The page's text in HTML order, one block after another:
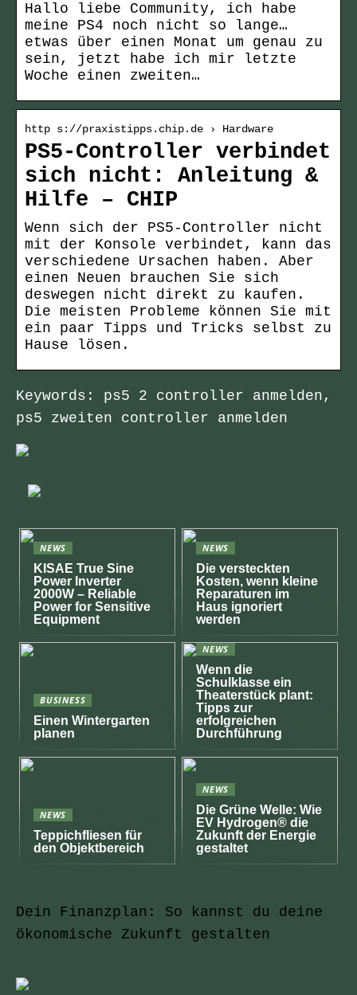
Hallo liebe Community, ich habe
meine PS4 noch nicht so lange…
etwas über einen Monat um genau zu
sein, jetzt habe ich mir letzte
Woche einen zweiten…
http s://praxistipps.chip.de › Hardware
PS5-Controller verbindet
sich nicht: Anleitung &
Hilfe – CHIP
Wenn sich der PS5-Controller nicht
mit der Konsole verbindet, kann das
verschiedene Ursachen haben. Aber
einen Neuen brauchen Sie sich
deswegen nicht direkt zu kaufen.
Die meisten Probleme können Sie mit
ein paar Tipps und Tricks selbst zu
Hause lösen.
Keywords: ps5 2 controller anmelden,
ps5 zweiten controller anmelden
NEWS
KISAE True Sine
Power Inverter
2000W – Reliable
Power for Sensitive
Equipment
NEWS
Die versteckten
Kosten, wenn kleine
Reparaturen im
Haus ignoriert
werden
BUSINESS
Einen Wintergarten
planen
NEWS
Wenn die
Schulklasse ein
Theaterstück plant:
Tipps zur
erfolgreichen
Durchführung
NEWS
Teppichfliesen für
den Objektbereich
NEWS
Die Grüne Welle: Wie
EV Hydrogen® die
Zukunft der Energie
gestaltet
Dein Finanzplan: So kannst du deine
ökonomische Zukunft gestalten